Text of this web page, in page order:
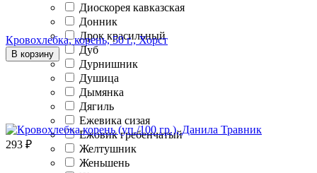
Диоскорея кавказская
Донник
Дрок красильный
Дуб
Дурнишник
Душица
Дымянка
Дягиль
Ежевика сизая
Ежовик гребенчатый
Желтушник
Женьшень
Кровохлебка, корень, 50 г., Хорст
В корзину
293 ₽